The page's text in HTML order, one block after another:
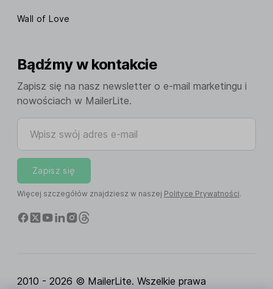
Wall of Love
Bądźmy w kontakcie
Zapisz się na nasz newsletter o e-mail marketingu i
nowościach w MailerLite.
Wpisz swój adres e-mail
Zapisz się
Więcej szczegółów znajdziesz w naszej Polityce Prywatności.
2010 - 2026 © MailerLite. Wszelkie prawa